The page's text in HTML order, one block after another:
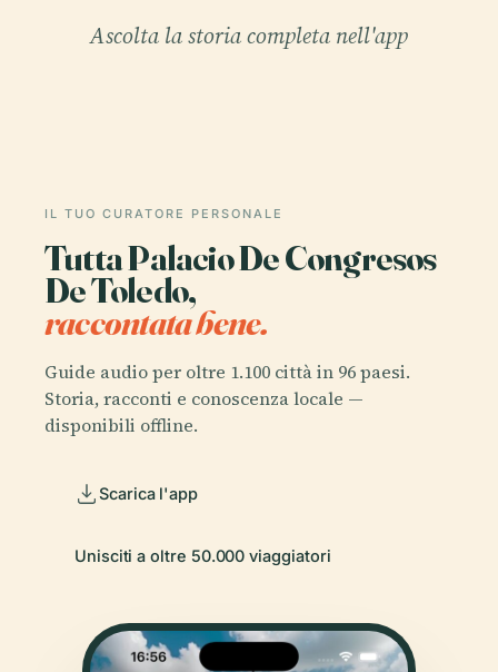
Ascolta la storia completa nell'app
IL TUO CURATORE PERSONALE
Tutta Palacio De Congresos
De Toledo,
raccontata bene.
Guide audio per oltre 1.100 città in 96 paesi.
Storia, racconti e conoscenza locale —
disponibili offline.
Scarica l'app
Unisciti a oltre 50.000 viaggiatori